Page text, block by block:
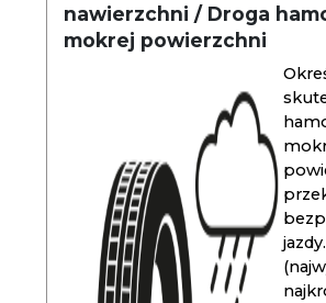
nawierzchni / Droga
mokrej powierzchni